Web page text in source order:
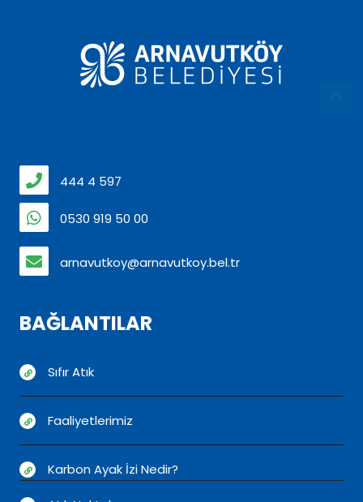
444 4 597
0530 919 50 00
arnavutkoy@arnavutkoy.bel.tr
BAĞLANTILAR
Sıfır Atık
Faaliyetlerimiz
Karbon Ayak İzi Nedir?